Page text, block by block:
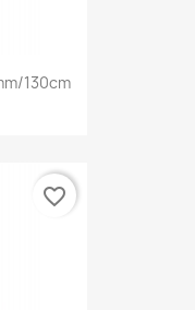
130cm
favorite_border